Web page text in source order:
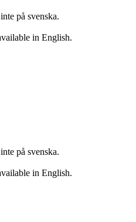
på svenska.
in English.
på svenska.
in English.